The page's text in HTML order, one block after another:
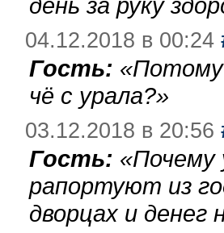
04.12.2018 в 00:24
Гость: «Потому
чё с урала?»
03.12.2018 в 20:56
Гость: «Почему
рапортуют из
дворцах и